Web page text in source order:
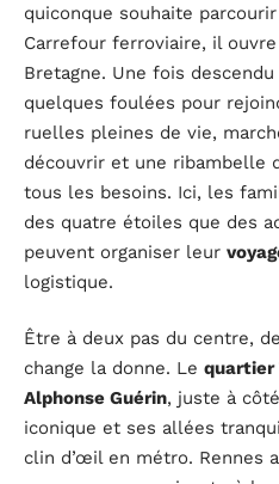
quiconque souhaite
Carrefour ferroviaire, il
Bretagne. Une fois
quelques foulées pour
ruelles pleines de vie,
découvrir et une ribambelle
tous les besoins. Ici, les
des quatre étoiles que des
peuvent organiser leur
logistique.
Être à deux pas du centre,
change la donne. Le quartier
Alphonse Guérin, juste à
iconique et ses allées
clin d’œil en métro. Rennes